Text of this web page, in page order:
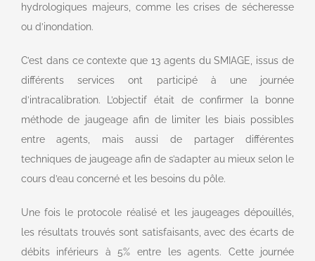
hydrologiques majeurs, comme les crises de sécheresse
ou d’inondation.
C’est dans ce contexte que 13 agents du SMIAGE, issus de
différents services ont participé à une journée
d’intracalibration. L’objectif était de confirmer la bonne
méthode de jaugeage afin de limiter les biais possibles
entre agents, mais aussi de partager différentes
techniques de jaugeage afin de s’adapter au mieux selon le
cours d’eau concerné et les besoins du pôle.
Une fois le protocole réalisé et les jaugeages dépouillés,
les résultats trouvés sont satisfaisants, avec des écarts de
débits inférieurs à 5% entre les agents. Cette journée